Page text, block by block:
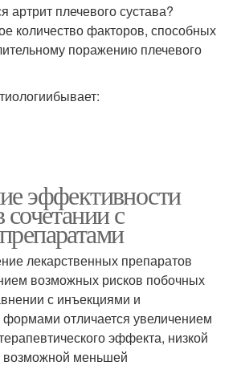
артрит плечевого сустава?
количество факторов, способных
поражению плечевого
эффективности
с
лекарственных препаратов
возможных рисков побочных
с инъекциями и
отличается увеличением
эффекта, низкой
возможной меньшей